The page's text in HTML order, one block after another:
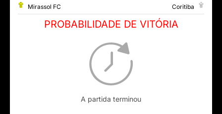
Mirassol FC Coritiba
PROBABILIDADE DE VITÓRIA
A partida terminou